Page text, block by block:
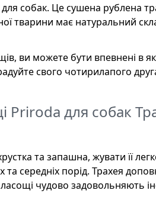
собак. Це сушена рублена
тварини має натуральний
ви можете бути впевнені в
свого чотирилапого
Priroda для собак
та запашна, жувати її
середніх порід. Трахея
чудово задовольняють